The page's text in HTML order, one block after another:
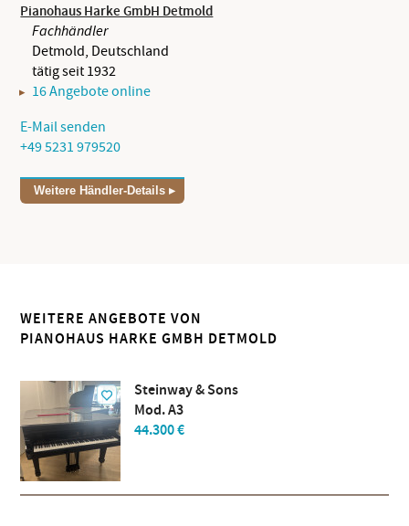
Pianohaus Harke GmbH Detmold
Fachhändler
Detmold, Deutschland
tätig seit 1932
16 Angebote online
E-Mail senden
+49 5231 979520
Weitere Händler-Details
WEITERE ANGEBOTE VON
PIANOHAUS HARKE GMBH DETMOLD
Steinway & Sons
Mod. A3
44.300 €